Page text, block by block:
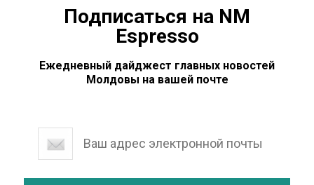
Подписаться на NM
Espresso
Ежедневный дайджест главных новостей
Молдовы на вашей почте